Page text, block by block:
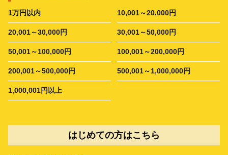
1万円以内 10,001～20,000円
20,001～30,000円 30,001～50,000円
50,001～100,000円 100,001～200,000円
200,001～500,000円 500,001～1,000,000円
1,000,001円以上
はじめての方はこちら